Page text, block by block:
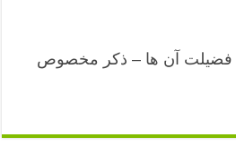
و فضیلت آن ها – ذکر مخصوص